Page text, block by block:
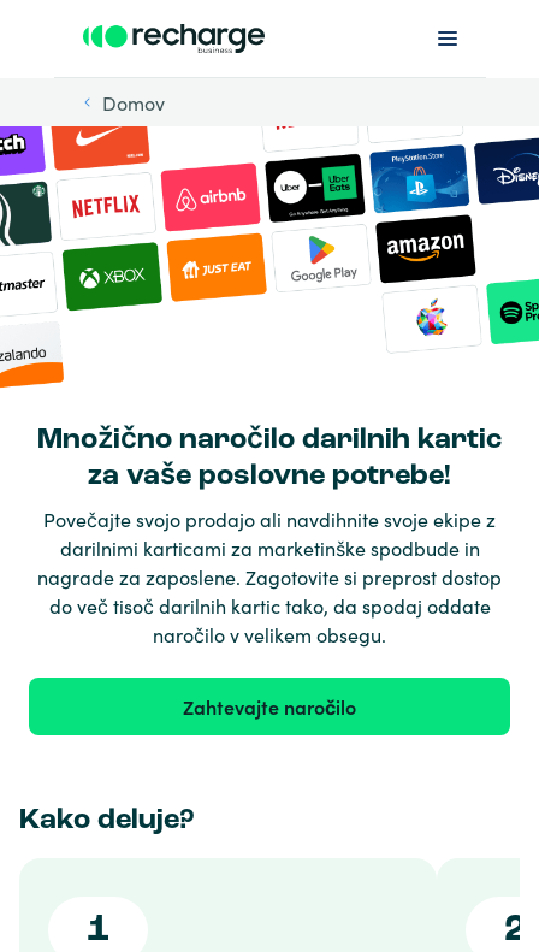
Domov
Množično naročilo darilnih kartic
za vaše poslovne potrebe!
Povečajte svojo prodajo ali navdihnite svoje ekipe z
darilnimi karticami za marketinške spodbude in
nagrade za zaposlene. Zagotovite si preprost dostop
do več tisoč darilnih kartic tako, da spodaj oddate
naročilo v velikem obsegu.
Zahtevajte naročilo
Kako deluje?
1 2